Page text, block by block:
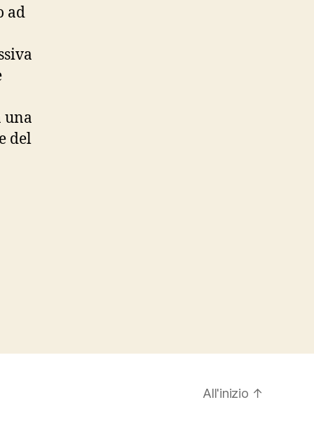
ad
una
del
All'inizio ↑